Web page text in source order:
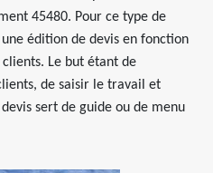
45480. Pour ce type de
édition de devis en fonction
Le but étant de
de saisir le travail et
sert de guide ou de menu